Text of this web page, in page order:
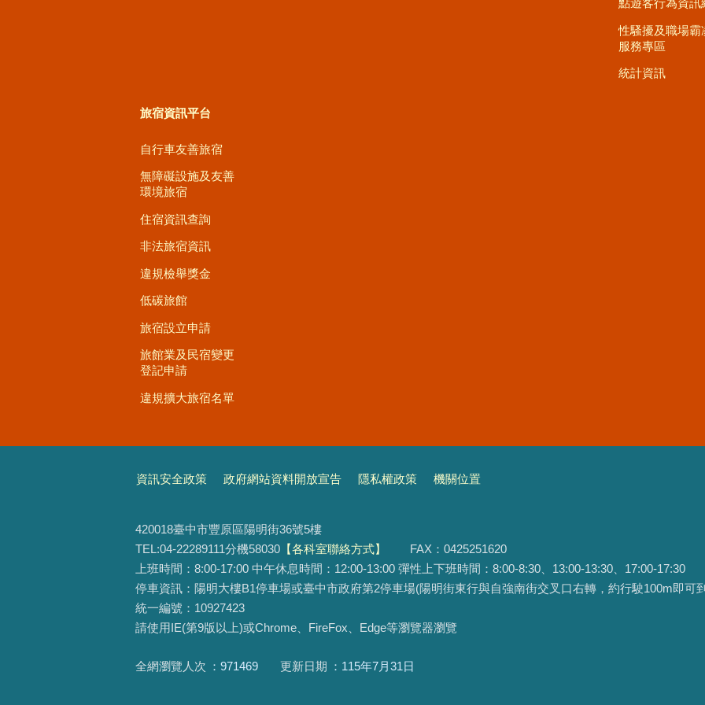
點遊客行為資訊
性騷擾及職場霸
服務專區
統計資訊
旅宿資訊平台
自行車友善旅宿
無障礙設施及友善
環境旅宿
住宿資訊查詢
非法旅宿資訊
違規檢舉獎金
低碳旅館
旅宿設立申請
旅館業及民宿變更
登記申請
違規擴大旅宿名單
資訊安全政策 政府網站資料開放宣告 隱私權政策 機關位置
420018臺中市豐原區陽明街36號5樓
TEL:04-22289111分機58030 【各科室聯絡方式】
FAX：0425251620
上班時間：8:00-17:00 中午休息時間：12:00-13:00 彈性上下班時間：8:00-8:30、13:00-13:30、17:00-17:30
停車資訊：陽明大樓B1停車場或臺中市政府第2停車場(陽明街東行與自強南街交叉口右轉，約行駛100m即可
統一編號：10927423
請使用IE(第9版以上)或Chrome、FireFox、Edge等瀏覽器瀏覽
全網瀏覽人次 971469 更新日期 115年7月31日